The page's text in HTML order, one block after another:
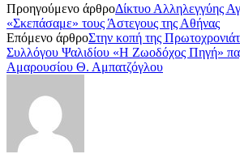
Προηγούμενο άρθροΔίκτυο Αλληλεγγύης
«Σκεπάσαμε» τους Άστεγους της Αθήνας
Επόμενο άρθροΣτην κοπή της
Συλλόγου Ψαλιδίου «Η Ζωοδόχος Πηγή»
Αμαρουσίου Θ. Αμπατζόγλου